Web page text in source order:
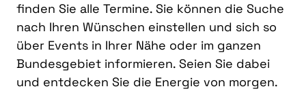
finden Sie alle Termine. Sie können die Suche
nach Ihren Wünschen einstellen und sich so
über Events in Ihrer Nähe oder im ganzen
Bundesgebiet informieren. Seien Sie dabei
und entdecken Sie die Energie von morgen.